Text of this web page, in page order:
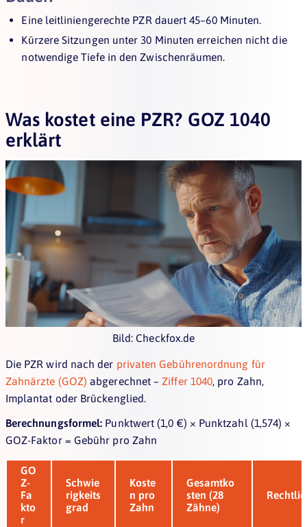
Eine leitliniengerechte PZR dauert 45–60 Minuten.
Kürzere Sitzungen unter 30 Minuten erreichen nicht die
notwendige Tiefe in den Zwischenräumen.
Was kostet eine PZR? GOZ 1040
erklärt
Bild: Checkfox.de
Die PZR wird nach der privaten Gebührenordnung für
Zahnärzte (GOZ)abgerechnet –Ziffer 1040 , pro Zahn,
Implantat oder Brückenglied.
Berechnungsformel: Punktwert (1,0 €) × Punktzahl (1,574) ×
GOZ-Faktor = Gebühr pro Zahn
GO
Z-
Fa
kto
r
Schwie
rigkeits
grad
Koste
n pro
Zahn
Gesamtko
sten (28
Zähne)